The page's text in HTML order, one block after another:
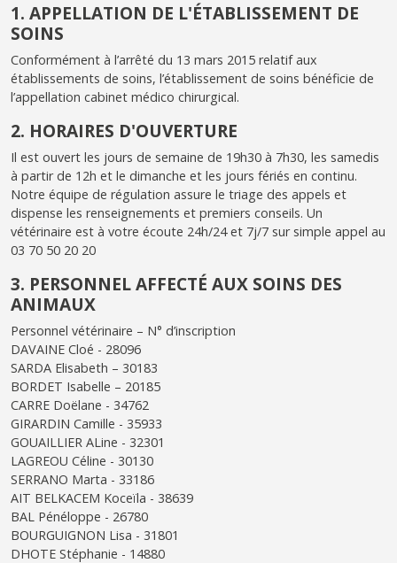
1. APPELLATION DE L'ÉTABLISSEMENT DE
SOINS
Conformément à l’arrêté du 13 mars 2015 relatif aux
établissements de soins, l’établissement de soins bénéficie de
l’appellation cabinet médico chirurgical.
2. HORAIRES D'OUVERTURE
Il est ouvert les jours de semaine de 19h30 à 7h30, les samedis
à partir de 12h et le dimanche et les jours fériés en continu.
Notre équipe de régulation assure le triage des appels et
dispense les renseignements et premiers conseils. Un
vétérinaire est à votre écoute 24h/24 et 7j/7 sur simple appel au
03 70 50 20 20
3. PERSONNEL AFFECTÉ AUX SOINS DES
ANIMAUX
Personnel vétérinaire – N° d’inscription
DAVAINE Cloé - 28096
SARDA Elisabeth – 30183
BORDET Isabelle – 20185
CARRE Doëlane - 34762
GIRARDIN Camille - 35933
GOUAILLIER ALine - 32301
LAGREOU Céline - 30130
SERRANO Marta - 33186
AIT BELKACEM Koceïla - 38639
BAL Pénéloppe - 26780
BOURGUIGNON Lisa - 31801
DHOTE Stéphanie - 14880